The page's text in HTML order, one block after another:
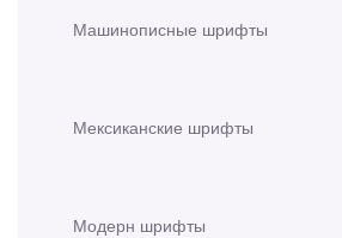
Машинописные шрифты
Мексиканские шрифты
Модерн шрифты